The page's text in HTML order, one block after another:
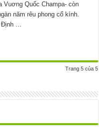
Quốc Champa- còn
năm rêu phong cổ kính.
Định …
Trang 5 của 5